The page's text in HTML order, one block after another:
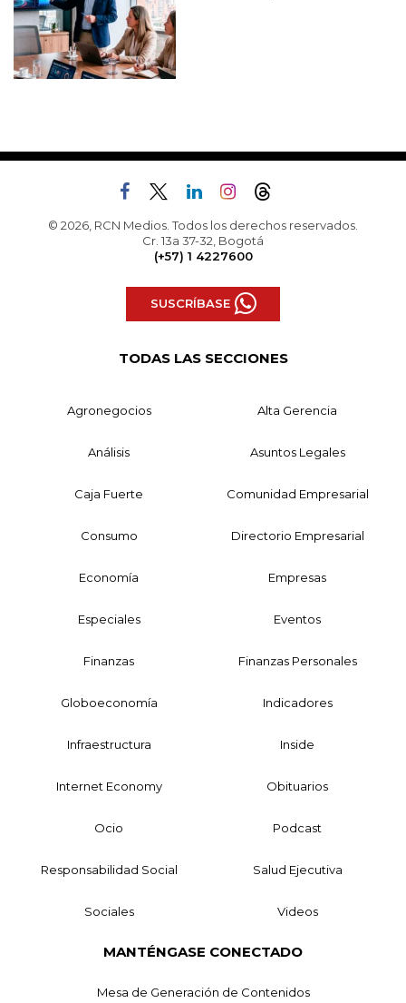
© 2026, RCN Medios. Todos los derechos reservados.
Cr. 13a 37-32, Bogotá
(+57) 1 4227600
SUSCRÍBASE
TODAS LAS SECCIONES
Agronegocios Alta Gerencia
Análisis Asuntos Legales
Caja Fuerte Comunidad Empresarial
Consumo Directorio Empresarial
Economía Empresas
Especiales Eventos
Finanzas Finanzas Personales
Globoeconomía Indicadores
Infraestructura Inside
Internet Economy Obituarios
Ocio Podcast
Responsabilidad Social Salud Ejecutiva
Sociales Videos
MANTÉNGASE CONECTADO
Mesa de Generación de Contenidos